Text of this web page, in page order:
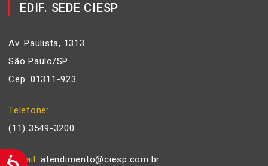
EDIF. SEDE CIESP
Av. Paulista, 1313
São Paulo/SP
Cep: 01311-923
Telefone
(11) 3549-3200
E-mail atendimento@ciesp.com.br